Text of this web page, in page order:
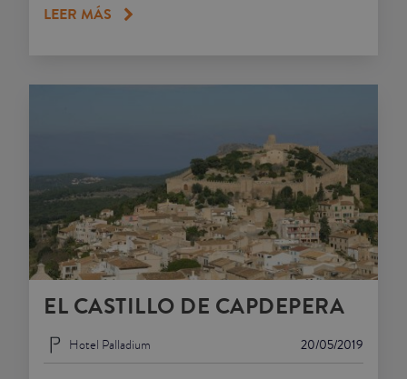
LEER MÁS
EL CASTILLO DE CAPDEPERA
20/05/2019
Hotel Palladium